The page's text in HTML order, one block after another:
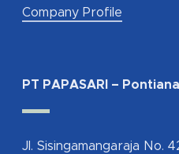
Company Profile
PT PAPASARI –
Jl. Sisingamangaraja No.